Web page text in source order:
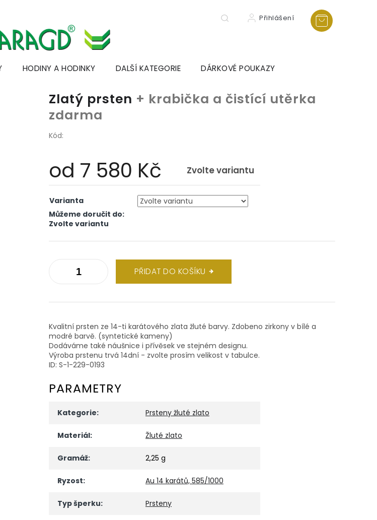
Přihlášení
HODINY A HODINKY DALŠÍ KATEGORIE DÁRKOVÉ POUKAZY
Zlatý prsten + krabička a čistící utěrka
zdarma
Kód:
od 7 580 Kč Zvolte variantu
cena:
Varianta
Můžeme doručit do:
Zvolte variantu
PŘIDAT DO KOŠÍKU
Kvalitní prsten ze 14-ti karátového zlata žluté barvy. Zdobeno zirkony v bílé a
modré barvě. (syntetické kameny)
Dodáváme také náušnice i přívěsek ve stejném designu.
Výroba prstenu trvá 14dní - zvolte prosím velikost v tabulce.
ID: S-1-229-0193
PARAMETRY
Kategorie: Prsteny žluté zlato
Materiál: Žluté zlato
Gramáž: 2,25 g
Ryzost: Au 14 karátů, 585/1000
Typ šperku: Prsteny